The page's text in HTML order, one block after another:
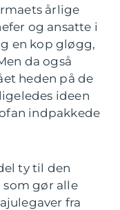
årlige
og ansatte i
en kop gløgg,
da også
heden på de
ideen
indpakkede
ty til den
gør alle
fra